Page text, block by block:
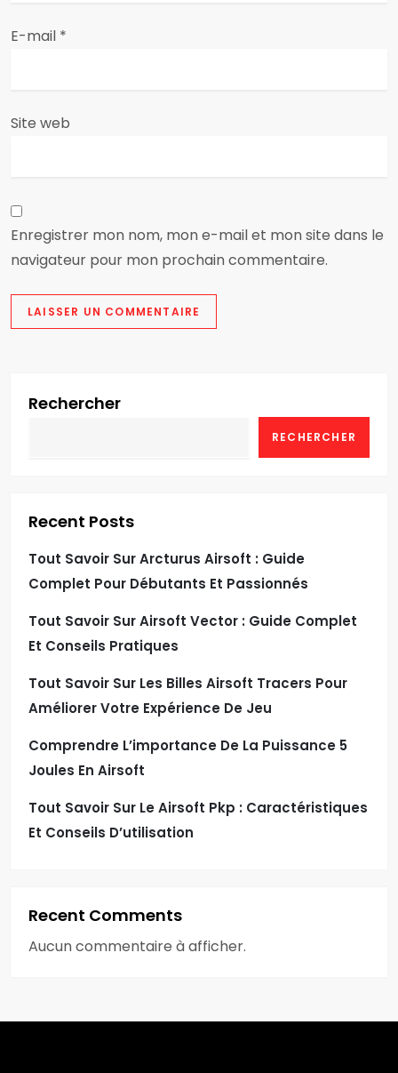
c
e
E-mail *
Site web
Enregistrer mon nom, mon e-mail et mon site dans le
navigateur pour mon prochain commentaire.
Rechercher
RECHERCHER
Recent Posts
Tout Savoir Sur Arcturus Airsoft : Guide
Complet Pour Débutants Et Passionnés
Tout Savoir Sur Airsoft Vector : Guide Complet
Et Conseils Pratiques
Tout Savoir Sur Les Billes Airsoft Tracers Pour
Améliorer Votre Expérience De Jeu
Comprendre L’importance De La Puissance 5
Joules En Airsoft
Tout Savoir Sur Le Airsoft Pkp : Caractéristiques
Et Conseils D’utilisation
Recent Comments
Aucun commentaire à afficher.